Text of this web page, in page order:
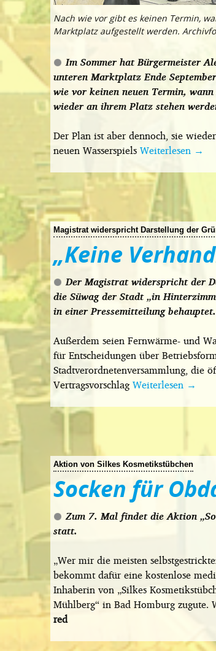
Nach wie vor gibt es keinen Termin,
Marktplatz aufgestellt werden.
Im Sommer hat Bürgermeister
unteren Marktplatz Ende
wie vor keinen neuen Termin,
wieder an ihrem Platz stehen
Der Plan ist aber dennoch, sie
neuen WasserspielsWeiterlesen →
Magistrat widerspricht Darstellung der
„Keine
Der Magistrat widerspricht der
die Süwag der Stadt „in
in einer Pressemitteilung behauptet.
Außerdem seien Fernwärme- und
für Entscheidungen über
Stadtverordnetenversammlung, die
VertragsvorschlagWeiterlesen →
Aktion von Silkes Kosmetikstübchen
Socken für
Zum 7. Mal findet die Aktion
statt.
„Wer mir die meisten
bekommt dafür eine kostenlose
Inhaberin von „Silkes
Mühlberg“ in Bad Homburg
red